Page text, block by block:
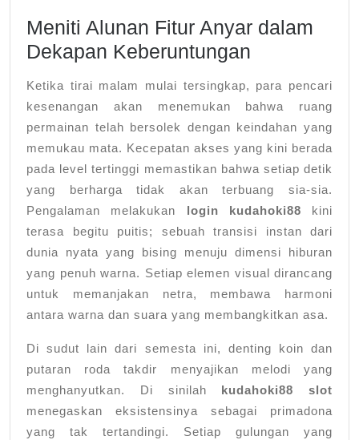
Meniti Alunan Fitur Anyar dalam
Dekapan Keberuntungan
Ketika tirai malam mulai tersingkap, para pencari
kesenangan akan menemukan bahwa ruang
permainan telah bersolek dengan keindahan yang
memukau mata. Kecepatan akses yang kini berada
pada level tertinggi memastikan bahwa setiap detik
yang berharga tidak akan terbuang sia-sia.
Pengalaman melakukan login kudahoki88 kini
terasa begitu puitis; sebuah transisi instan dari
dunia nyata yang bising menuju dimensi hiburan
yang penuh warna. Setiap elemen visual dirancang
untuk memanjakan netra, membawa harmoni
antara warna dan suara yang membangkitkan asa.
Di sudut lain dari semesta ini, denting koin dan
putaran roda takdir menyajikan melodi yang
menghanyutkan. Di sinilah kudahoki88 slot
menegaskan eksistensinya sebagai primadona
yang tak tertandingi. Setiap gulungan yang